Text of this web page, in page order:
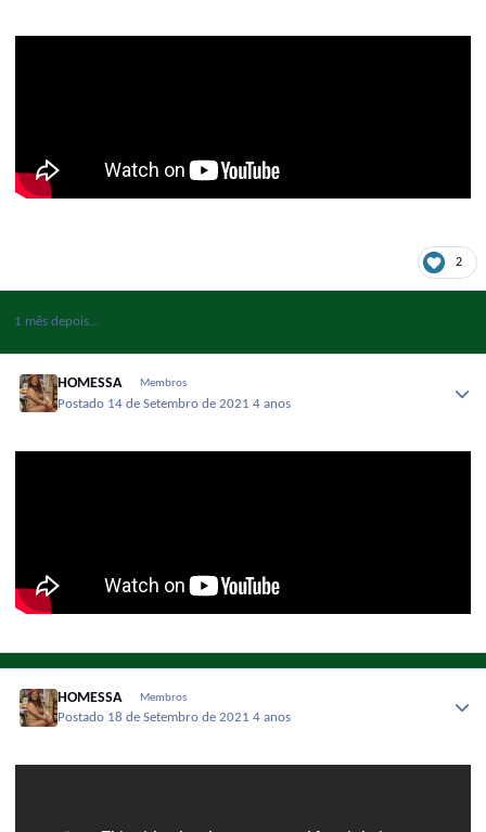
2
1 mês depois...
HOMESSA Membros
Postado 14 de Setembro de 20214 anos
HOMESSA Membros
Postado 18 de Setembro de 20214 anos